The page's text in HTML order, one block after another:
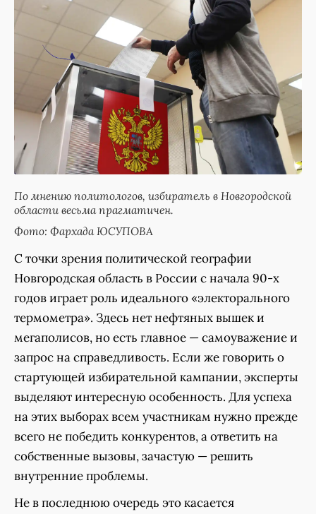
По мнению политологов, избиратель в Новгородской
области весьма прагматичен.
Фото: Фархада ЮСУПОВА
С точки зрения политической географии
Новгородская область в России с начала 90-х
годов играет роль идеального «электорального
термометра». Здесь нет нефтяных вышек и
мегаполисов, но есть главное — самоуважение и
запрос на справедливость. Если же говорить о
стартующей избирательной кампании, эксперты
выделяют интересную особенность. Для успеха
на этих выборах всем участникам нужно прежде
всего не победить конкурентов, а ответить на
собственные вызовы, зачастую — решить
внутренние проблемы.
Не в последнюю очередь это касается